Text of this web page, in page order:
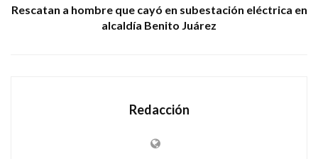
Rescatan a hombre que cayó en subestación eléctrica en
alcaldía Benito Juárez
Redacción